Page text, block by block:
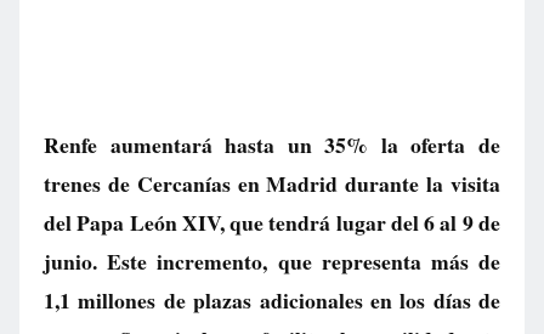
Renfe aumentará hasta un 35% la oferta de
trenes de Cercanías en Madrid durante la visita
del Papa León XIV, que tendrá lugar del 6 al 9 de
junio. Este incremento, que representa más de
1,1 millones de plazas adicionales en los días de